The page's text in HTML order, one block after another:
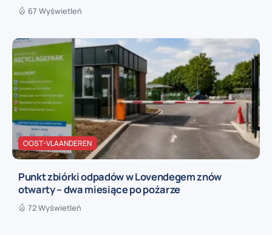
67 Wyświetleń
OOST-VLAANDEREN
Punkt zbiórki odpadów w Lovendegem znów
otwarty – dwa miesiące po pożarze
72 Wyświetleń